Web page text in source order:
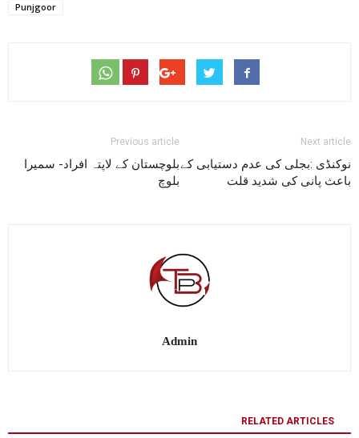
Punjgoor
Previous article
بلوچستان کے لاپتہ افراد- سمیرا
بلوچ
Next article
نوکنڈی :بجلی کی عدم دستیابی کے
باعث پانی کی شدید قلت
Admin
RELATED ARTICLES